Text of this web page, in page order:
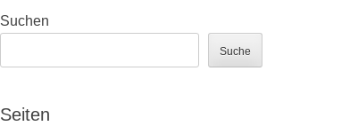
Suchen
Suche
Seiten